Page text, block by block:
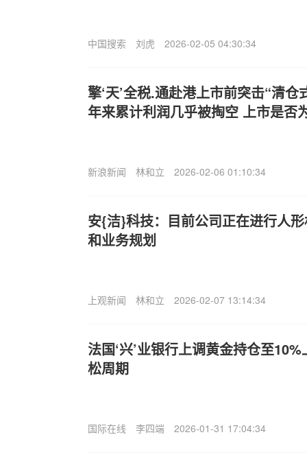
中国搜索 刘虎 2026-02-05 04:30:34
擎‘天’全税.通赴港上市前突击“清
年来累计利润几乎被掏空 上市是否
新浪新闻 林和立 2026-02-06 01:10:34
安{洁}科技：目前公司正在进行人
和业务规划
上观新闻 林和立 2026-02-07 13:14:34
法国‘兴’业银行上调黄金持仓至
松周期
国际在线 李四端 2026-01-31 17:04:34